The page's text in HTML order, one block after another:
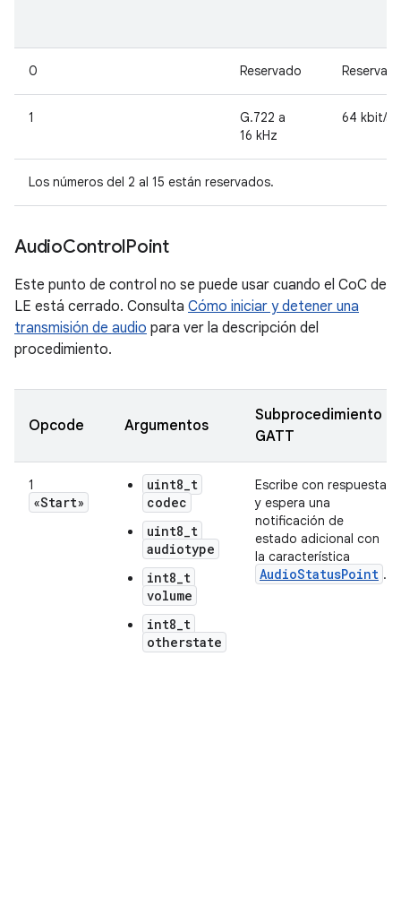
0 Reservado
1
G.722 a
16 kHz
64 kbit/s
Los números del 2 al 15 están reservados.
AudioControlPoint
Este punto de control no se puede usar cuando el CoC de
LE está cerrado. Consulta Cómo iniciar y detener una
transmisión de audio para ver la descripción del
procedimiento.
Opcode Argumentos
Subprocedimiento
GATT
1
«Start»
uint8_t
codec
uint8_t
audiotype
int8_t
volume
int8_t
otherstate
Escribe con respuesta
y espera una
notificación de
estado adicional con
la característica
AudioStatusPoint .